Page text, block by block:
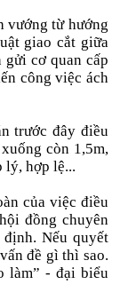
vướng từ hướng
giao cắt giữa
gửi cơ quan cấp
công việc ách
trước đây điều
còn 1,5m,
lý, hợp lệ...
của việc điều
đồng chuyên
Nếu quyết
đề gì thì sao.
làm” - đại biểu